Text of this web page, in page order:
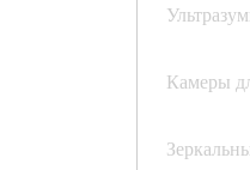
Камеры